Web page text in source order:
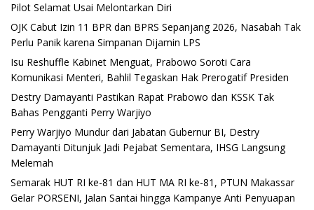
Pilot Selamat Usai Melontarkan Diri
OJK Cabut Izin 11 BPR dan BPRS Sepanjang 2026, Nasabah Tak
Perlu Panik karena Simpanan Dijamin LPS
Isu Reshuffle Kabinet Menguat, Prabowo Soroti Cara
Komunikasi Menteri, Bahlil Tegaskan Hak Prerogatif Presiden
Destry Damayanti Pastikan Rapat Prabowo dan KSSK Tak
Bahas Pengganti Perry Warjiyo
Perry Warjiyo Mundur dari Jabatan Gubernur BI, Destry
Damayanti Ditunjuk Jadi Pejabat Sementara, IHSG Langsung
Melemah
Semarak HUT RI ke-81 dan HUT MA RI ke-81, PTUN Makassar
Gelar PORSENI, Jalan Santai hingga Kampanye Anti Penyuapan